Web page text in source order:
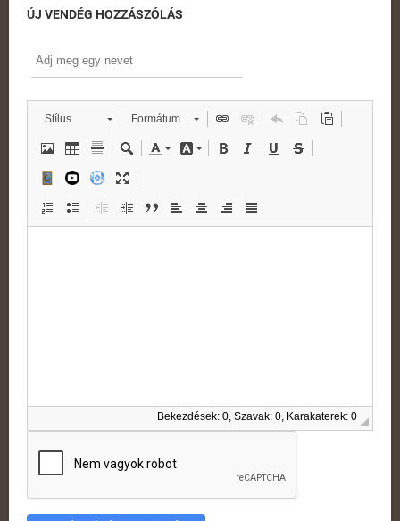
ÚJ VENDÉG HOZZÁSZÓLÁS
Stílus Formátum
Bekezdések: 0, Szavak: 0, Karakaterek: 0